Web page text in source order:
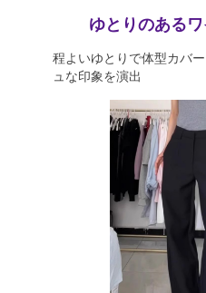
ゆとりのある
程よいゆとりで体型カバ
ュな印象を演出